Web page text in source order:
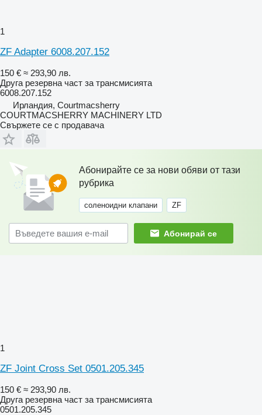
1
ZF Adapter 6008.207.152
150 € ≈ 293,90 лв.
Друга резервна част за трансмисията
6008.207.152
Ирландия, Courtmacsherry
COURTMACSHERRY MACHINERY LTD
Свържете се с продавача
Абонирайте се за нови обяви от тази
рубрика
соленоидни клапани ZF
Абонирай се
1
ZF Joint Cross Set 0501.205.345
150 € ≈ 293,90 лв.
Друга резервна част за трансмисията
0501.205.345